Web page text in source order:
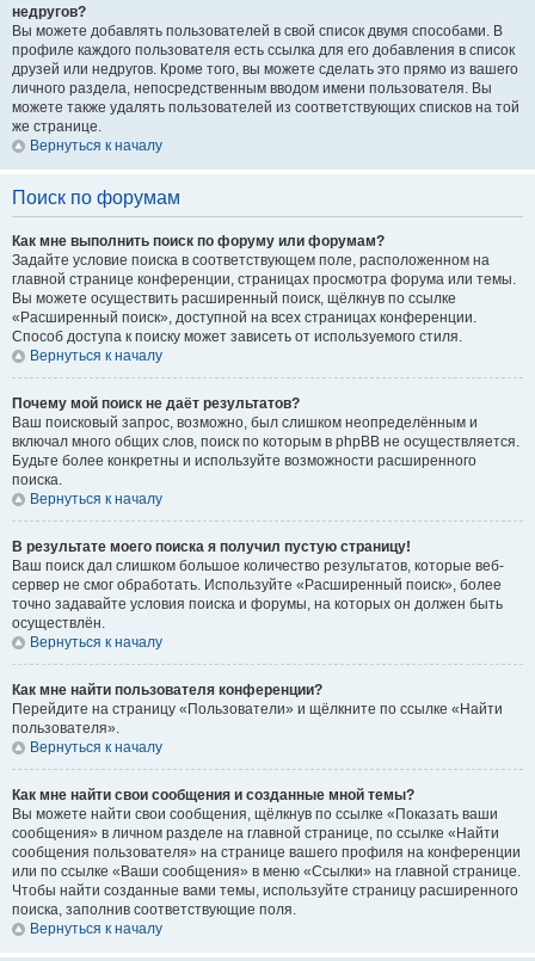
недругов?
Вы можете добавлять пользователей в свой список двумя способами. В
профиле каждого пользователя есть ссылка для его добавления в список
друзей или недругов. Кроме того, вы можете сделать это прямо из вашего
личного раздела, непосредственным вводом имени пользователя. Вы
можете также удалять пользователей из соответствующих списков на той
же странице.
Вернуться к началу
Поиск по форумам
Как мне выполнить поиск по форуму или форумам?
Задайте условие поиска в соответствующем поле, расположенном на
главной странице конференции, страницах просмотра форума или темы.
Вы можете осуществить расширенный поиск, щёлкнув по ссылке
«Расширенный поиск», доступной на всех страницах конференции.
Способ доступа к поиску может зависеть от используемого стиля.
Вернуться к началу
Почему мой поиск не даёт результатов?
Ваш поисковый запрос, возможно, был слишком неопределённым и
включал много общих слов, поиск по которым в phpBB не осуществляется.
Будьте более конкретны и используйте возможности расширенного
поиска.
Вернуться к началу
В результате моего поиска я получил пустую страницу!
Ваш поиск дал слишком большое количество результатов, которые веб-
сервер не смог обработать. Используйте «Расширенный поиск», более
точно задавайте условия поиска и форумы, на которых он должен быть
осуществлён.
Вернуться к началу
Как мне найти пользователя конференции?
Перейдите на страницу «Пользователи» и щёлкните по ссылке «Найти
пользователя».
Вернуться к началу
Как мне найти свои сообщения и созданные мной темы?
Вы можете найти свои сообщения, щёлкнув по ссылке «Показать ваши
сообщения» в личном разделе на главной странице, по ссылке «Найти
сообщения пользователя» на странице вашего профиля на конференции
или по ссылке «Ваши сообщения» в меню «Ссылки» на главной странице.
Чтобы найти созданные вами темы, используйте страницу расширенного
поиска, заполнив соответствующие поля.
Вернуться к началу